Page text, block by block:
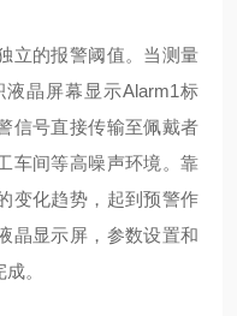
立的报警阈值。当测量
晶屏幕显示Alarm1标
信号直接传输至佩戴者
车间等高噪声环境。靠
变化趋势，起到预警作
晶显示屏，参数设置和
。